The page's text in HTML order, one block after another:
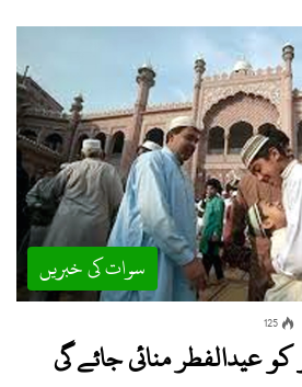
سوات کی خبریں
125
عیدالفطر منائی جائے گی